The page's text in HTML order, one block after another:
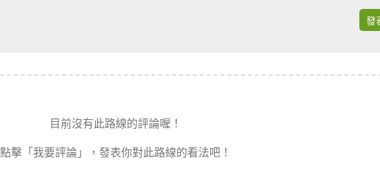
發
目前沒有此路線的評論喔！
點擊「我要評論」，發表你對此路線的看法吧！